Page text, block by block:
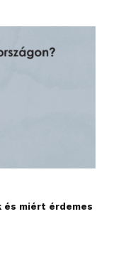
és miért érdemes